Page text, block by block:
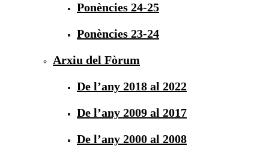
Ponències 24-25
Ponències 23-24
Arxiu del Fòrum
De l’any 2018 al 2022
De l’any 2009 al 2017
De l’any 2000 al 2008